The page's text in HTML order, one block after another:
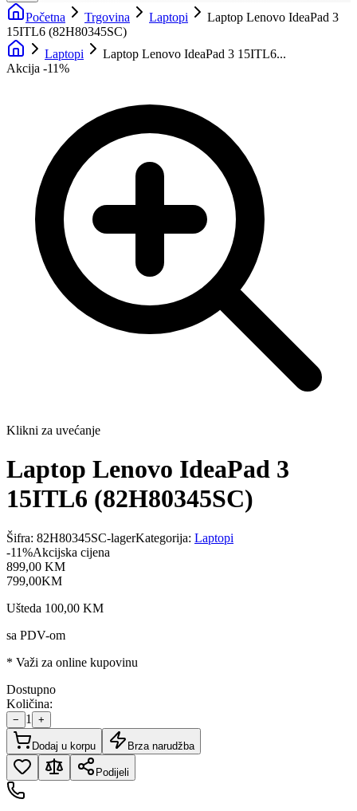
Početna Trgovina Laptopi
Laptop Lenovo IdeaPad 3
15ITL6 (82H80345SC)
Laptopi
Laptop Lenovo IdeaPad 3 15ITL6...
Akcija -11%
Klikni za uvećanje
Laptop Lenovo IdeaPad 3
15ITL6 (82H80345SC)
Šifra: 82H80345SC-lagerKategorija: Laptopi
-11%Akcijska cijena
899,00 KM
799,00KM
Ušteda 100,00 KM
sa PDV-om
* Važi za online kupovinu
Dostupno
Količina:
− 1 +
Dodaj u korpu Brza narudžba
Podijeli